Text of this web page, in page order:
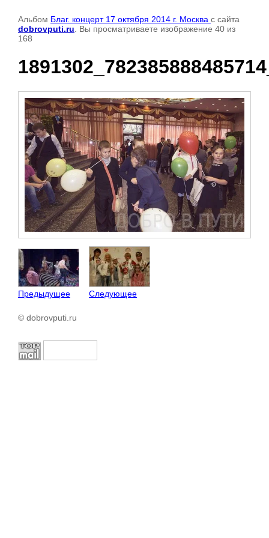
Альбом Благ. концерт 17 октября 2014 г. Москва с сайта
dobrovputi.ru . Вы просматриваете изображение 40 из
168
Предыдущее Следующее
© dobrovputi.ru